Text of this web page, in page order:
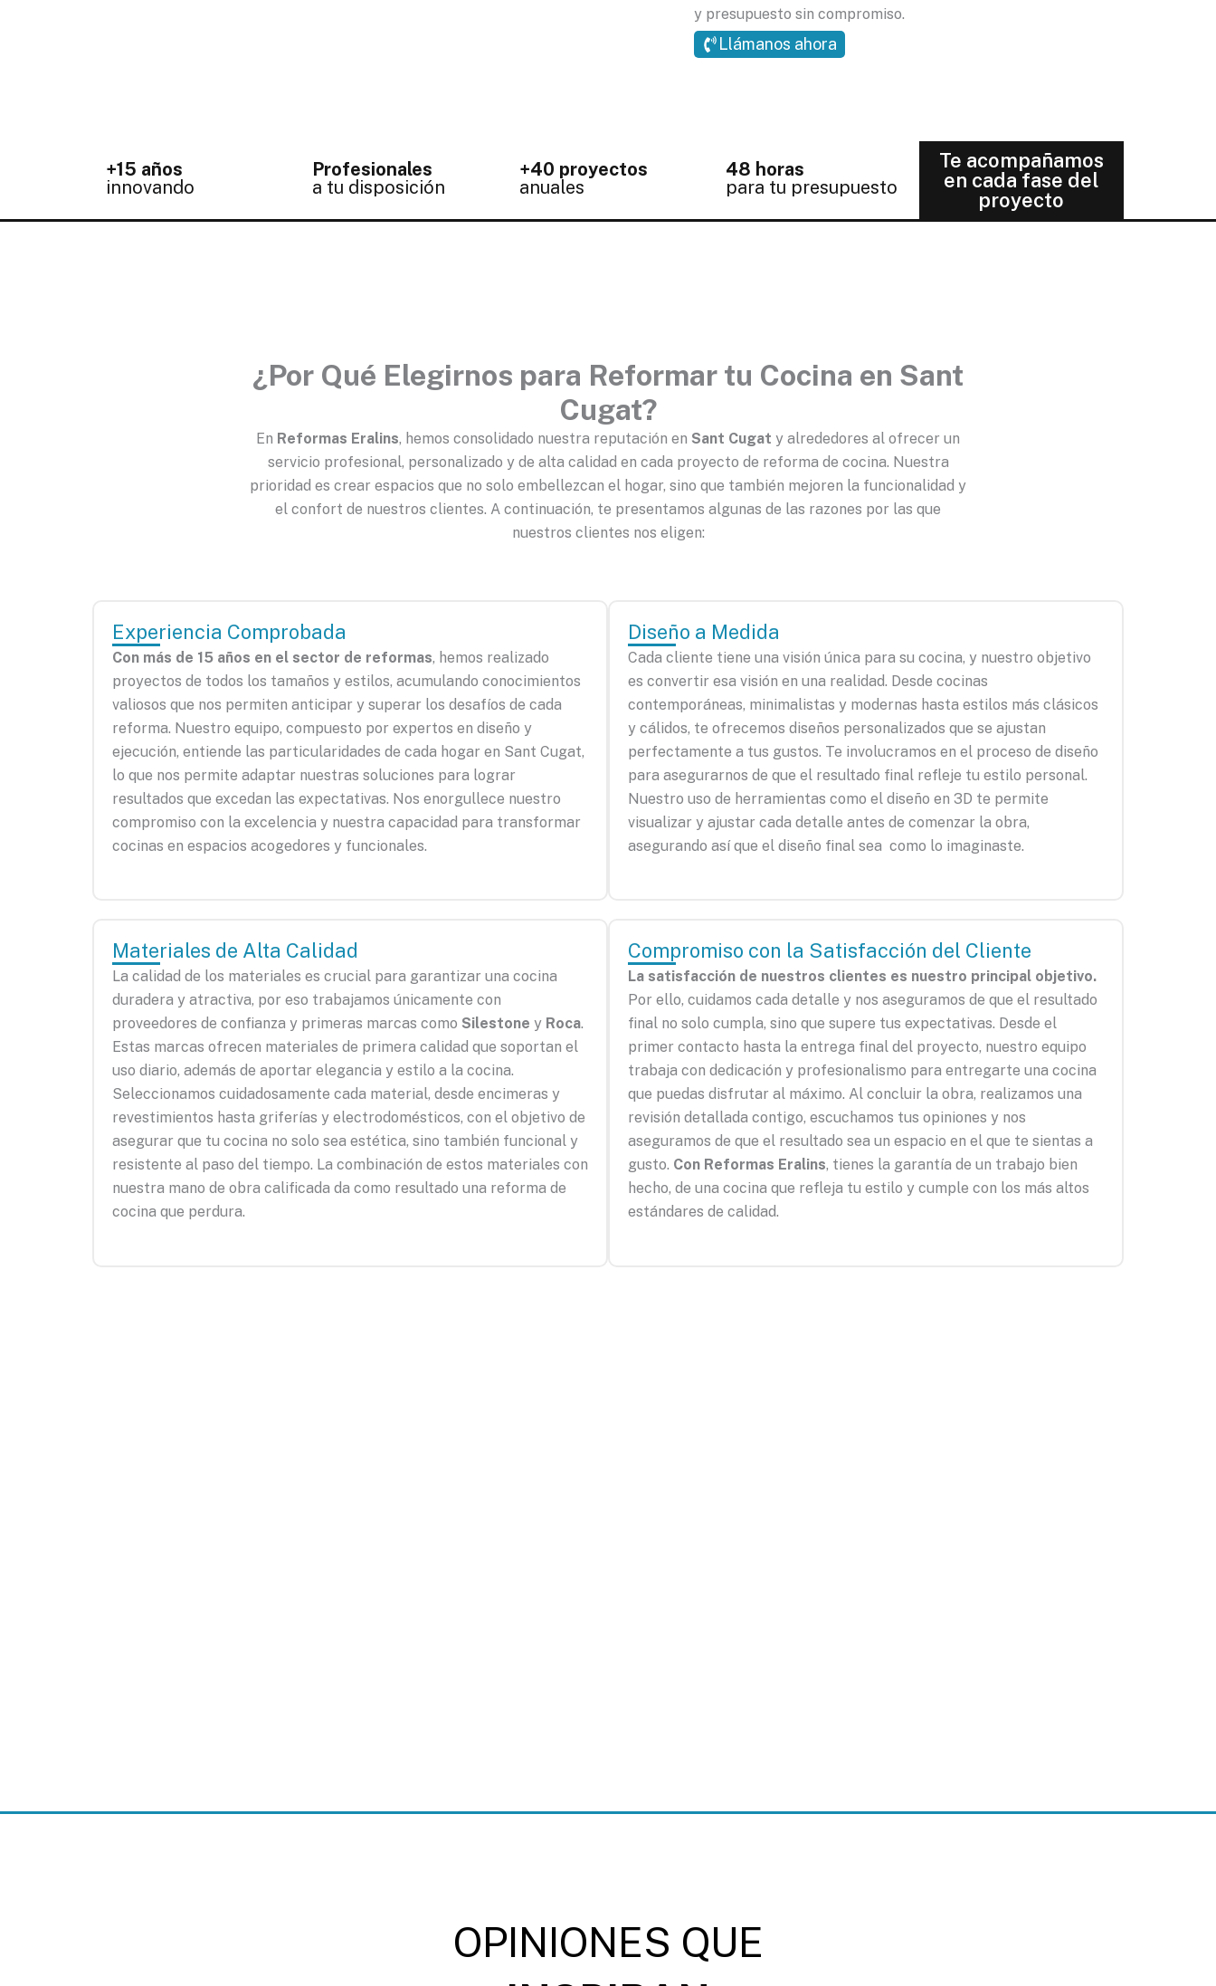
y presupuesto sin compromiso.
Llámanos ahora
+15 años
innovando
Profesionales
a tu disposición
+40 proyectos
anuales
48 horas
para tu presupuesto
Te acompañamos
en cada fase del
proyecto
¿Por Qué Elegirnos para Reformar tu Cocina en Sant
Cugat?
En Reformas Eralins, hemos consolidado nuestra reputación en Sant Cugat y alrededores al ofrecer un
servicio profesional, personalizado y de alta calidad en cada proyecto de reforma de cocina. Nuestra
prioridad es crear espacios que no solo embellezcan el hogar, sino que también mejoren la funcionalidad y
el confort de nuestros clientes. A continuación, te presentamos algunas de las razones por las que
nuestros clientes nos eligen:
Experiencia Comprobada
Con más de 15 años en el sector de reformas, hemos realizado
proyectos de todos los tamaños y estilos, acumulando conocimientos
valiosos que nos permiten anticipar y superar los desafíos de cada
reforma. Nuestro equipo, compuesto por expertos en diseño y
ejecución, entiende las particularidades de cada hogar en Sant Cugat,
lo que nos permite adaptar nuestras soluciones para lograr
resultados que excedan las expectativas. Nos enorgullece nuestro
compromiso con la excelencia y nuestra capacidad para transformar
cocinas en espacios acogedores y funcionales.
Diseño a Medida
Cada cliente tiene una visión única para su cocina, y nuestro objetivo
es convertir esa visión en una realidad. Desde cocinas
contemporáneas, minimalistas y modernas hasta estilos más clásicos
y cálidos, te ofrecemos diseños personalizados que se ajustan
perfectamente a tus gustos. Te involucramos en el proceso de diseño
para asegurarnos de que el resultado final refleje tu estilo personal.
Nuestro uso de herramientas como el diseño en 3D te permite
visualizar y ajustar cada detalle antes de comenzar la obra,
asegurando así que el diseño final sea como lo imaginaste.
Materiales de Alta Calidad
La calidad de los materiales es crucial para garantizar una cocina
duradera y atractiva, por eso trabajamos únicamente con
proveedores de confianza y primeras marcas como Silestone y Roca.
Estas marcas ofrecen materiales de primera calidad que soportan el
uso diario, además de aportar elegancia y estilo a la cocina.
Seleccionamos cuidadosamente cada material, desde encimeras y
revestimientos hasta griferías y electrodomésticos, con el objetivo de
asegurar que tu cocina no solo sea estética, sino también funcional y
resistente al paso del tiempo. La combinación de estos materiales con
nuestra mano de obra calificada da como resultado una reforma de
cocina que perdura.
Compromiso con la Satisfacción del Cliente
La satisfacción de nuestros clientes es nuestro principal objetivo.
Por ello, cuidamos cada detalle y nos aseguramos de que el resultado
final no solo cumpla, sino que supere tus expectativas. Desde el
primer contacto hasta la entrega final del proyecto, nuestro equipo
trabaja con dedicación y profesionalismo para entregarte una cocina
que puedas disfrutar al máximo. Al concluir la obra, realizamos una
revisión detallada contigo, escuchamos tus opiniones y nos
aseguramos de que el resultado sea un espacio en el que te sientas a
gusto. Con Reformas Eralins, tienes la garantía de un trabajo bien
hecho, de una cocina que refleja tu estilo y cumple con los más altos
estándares de calidad.
OPINIONES QUE